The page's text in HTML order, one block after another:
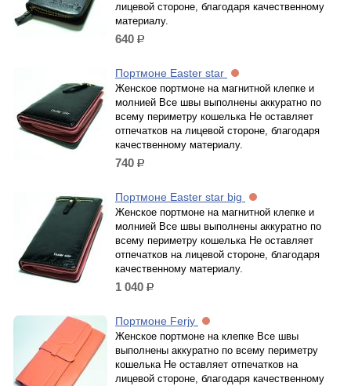
лицевой стороне, благодаря качественному
материалу.
640 р.
Портмоне Easter star
Женское портмоне на магнитной клепке и
молнией Все швы выполнены аккуратно по
всему периметру кошелька Не оставляет
отпечатков на лицевой стороне, благодаря
качественному материалу.
740 р.
Портмоне Easter star big
Женское портмоне на магнитной клепке и
молнией Все швы выполнены аккуратно по
всему периметру кошелька Не оставляет
отпечатков на лицевой стороне, благодаря
качественному материалу.
1 040 р.
Портмоне Ferjy
Женское портмоне на клепке Все швы
выполнены аккуратно по всему периметру
кошелька Не оставляет отпечатков на
лицевой стороне, благодаря качественному